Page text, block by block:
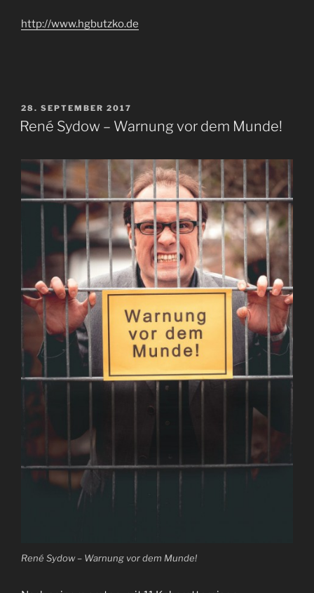
http://www.hgbutzko.de
VERÖFFENTLICHT
AM
28. SEPTEMBER 2017
René Sydow – Warnung vor dem Munde!
René Sydow – Warnung vor dem Munde!